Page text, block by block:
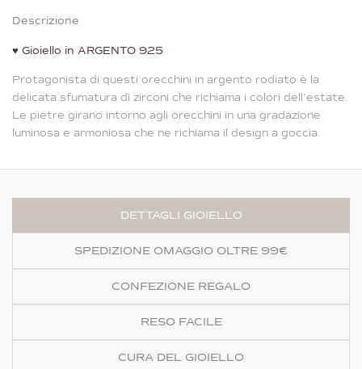
Descrizione
♥ Gioiello in ARGENTO 925
Protagonista di questi orecchini in argento rodiato è la
delicata sfumatura di zirconi che richiama i colori dell’estate.
Le pietre girano intorno agli orecchini in una gradazione
luminosa e armoniosa che ne richiama il design a goccia.
DETTAGLI GIOIELLO
SPEDIZIONE OMAGGIO OLTRE 99€
CONFEZIONE REGALO
RESO FACILE
CURA DEL GIOIELLO